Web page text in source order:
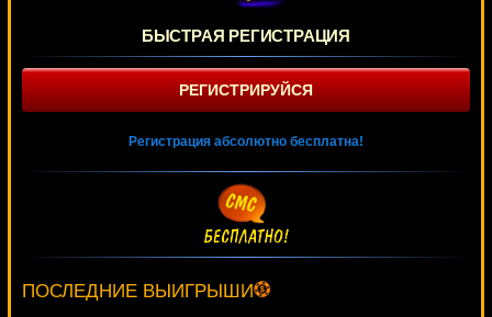
БЫСТРАЯ РЕГИСТРАЦИЯ
РЕГИСТРИРУЙСЯ
Регистрация абсолютно бесплатна!
ПОСЛЕДНИЕ ВЫИГРЫШИ
Root77***